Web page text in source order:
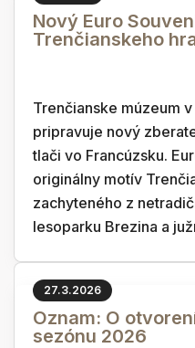
Nový Euro
Trenčianskeho
Trenčianske múzeum
pripravuje nový
tlači vo Francúzsku.
originálny motív
zachyteného z
lesoparku Brezina a
27.3.2026
Oznam: O
sezónu 2026